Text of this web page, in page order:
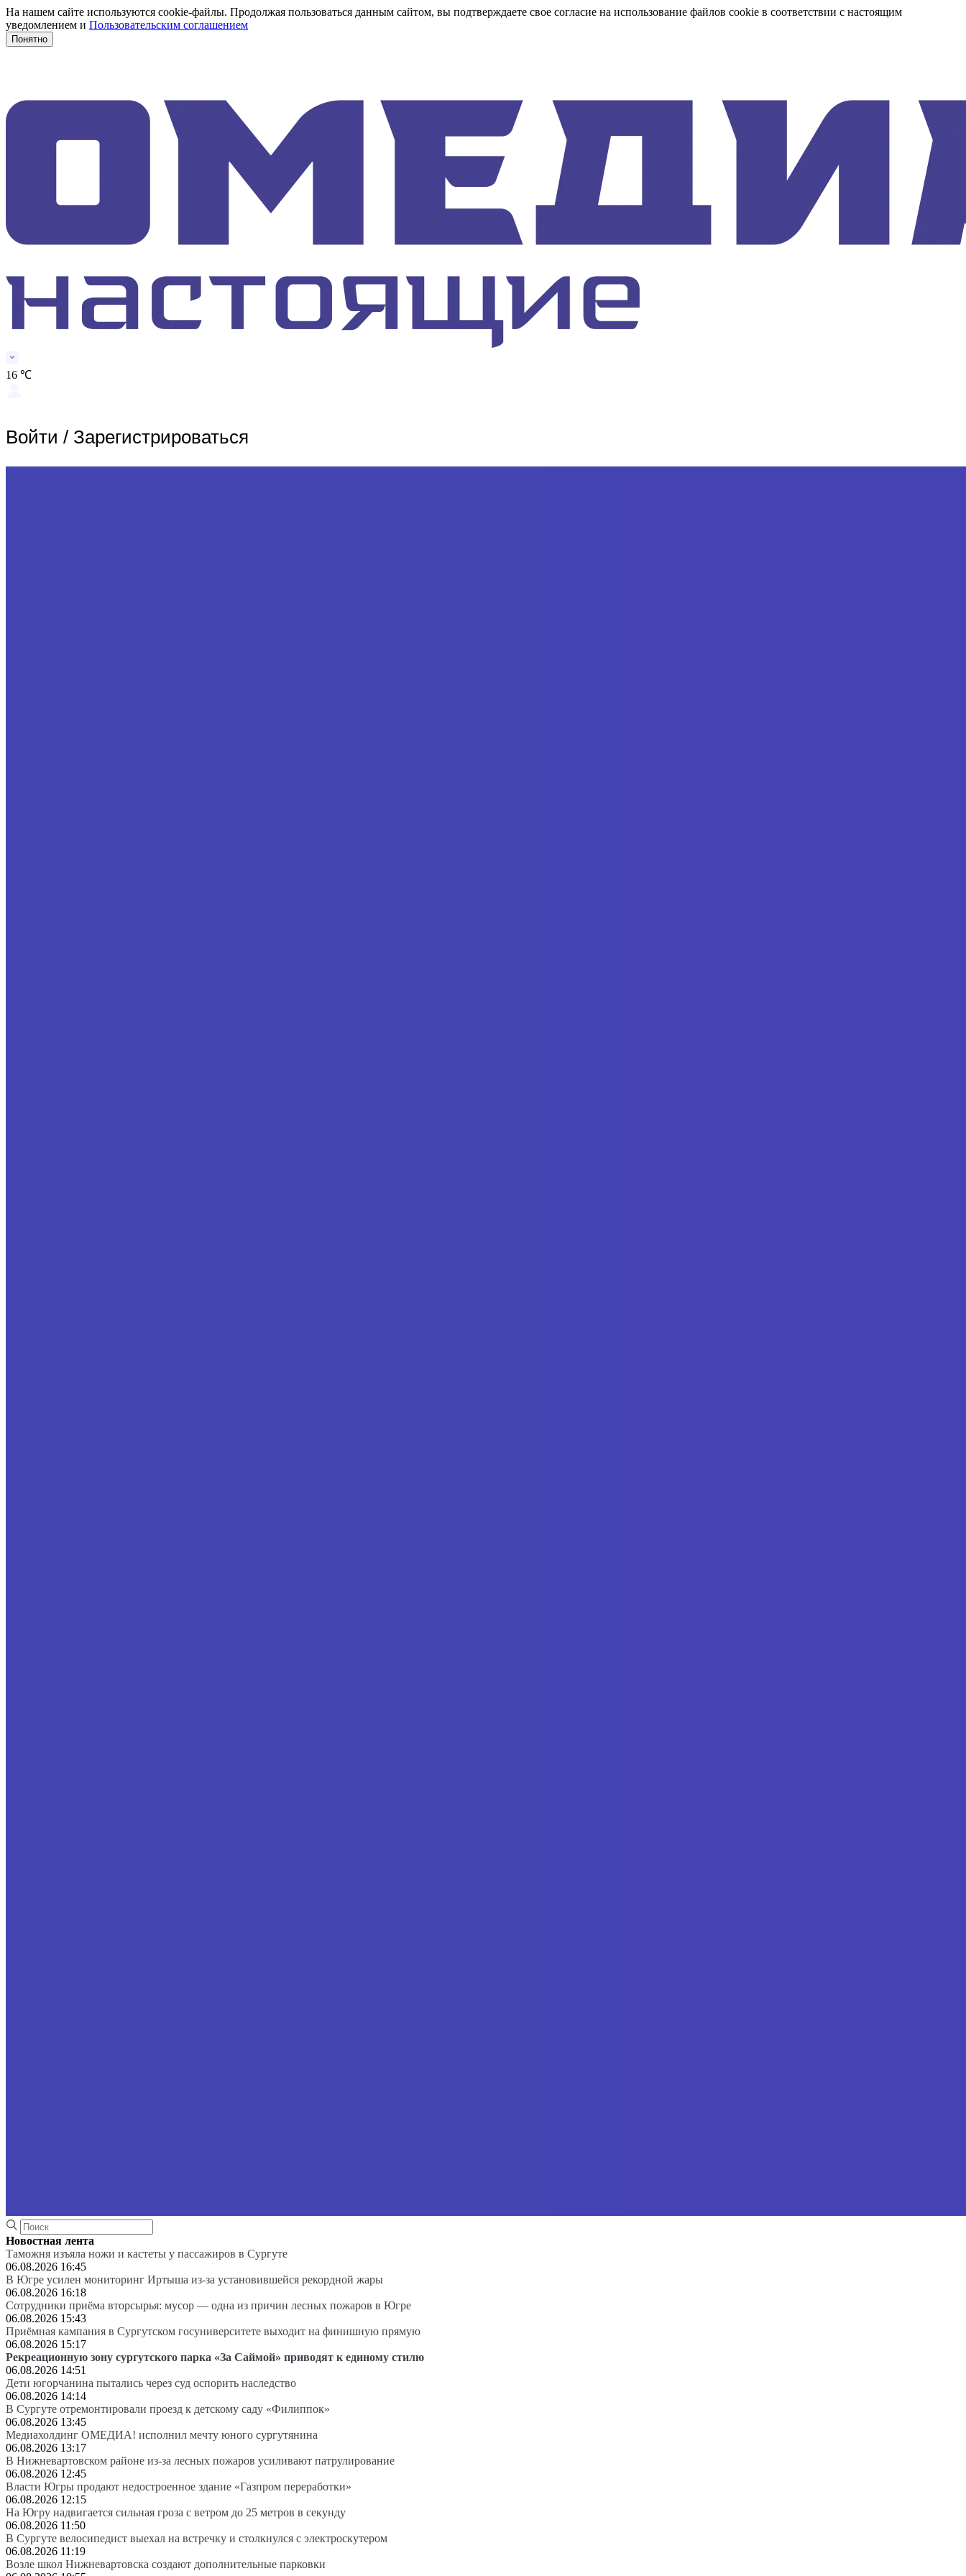
На нашем сайте используются cookie-файлы. Продолжая пользоваться данным сайтом, вы подтверждаете свое согласие на использование файлов cookie в соответствии с настоящим
уведомлением и Пользовательским соглашением
Понятно
16 ℃
Войти / Зарегистрироваться
Новостная лента
Таможня изъяла ножи и кастеты у пассажиров в Сургуте
06.08.2026 16:45
В Югре усилен мониторинг Иртыша из-за установившейся рекордной жары
06.08.2026 16:18
Сотрудники приёма вторсырья: мусор — одна из причин лесных пожаров в Югре
06.08.2026 15:43
Приёмная кампания в Сургутском госуниверситете выходит на финишную прямую
06.08.2026 15:17
Рекреационную зону сургутского парка «За Саймой» приводят к единому стилю
06.08.2026 14:51
Дети югорчанина пытались через суд оспорить наследство
06.08.2026 14:14
В Сургуте отремонтировали проезд к детскому саду «Филиппок»
06.08.2026 13:45
Медиахолдинг ОМЕДИА! исполнил мечту юного сургутянина
06.08.2026 13:17
В Нижневартовском районе из-за лесных пожаров усиливают патрулирование
06.08.2026 12:45
Власти Югры продают недостроенное здание «Газпром переработки»
06.08.2026 12:15
На Югру надвигается сильная гроза с ветром до 25 метров в секунду
06.08.2026 11:50
В Сургуте велосипедист выехал на встречку и столкнулся с электроскутером
06.08.2026 11:19
Возле школ Нижневартовска создают дополнительные парковки